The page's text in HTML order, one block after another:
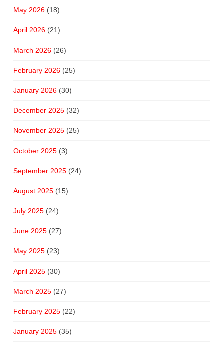
May 2026(18)
April 2026(21)
March 2026(26)
February 2026(25)
January 2026(30)
December 2025(32)
November 2025(25)
October 2025(3)
September 2025(24)
August 2025(15)
July 2025(24)
June 2025(27)
May 2025(23)
April 2025(30)
March 2025(27)
February 2025(22)
January 2025(35)